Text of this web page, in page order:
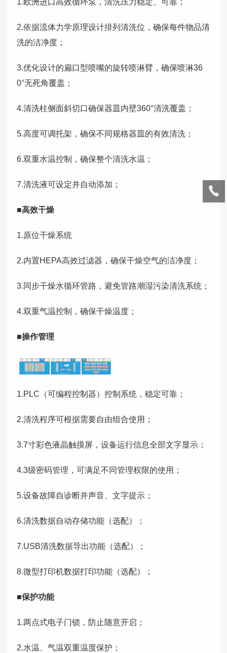
1.欧洲进口高效循环泵，清洗压力稳定、可靠；
2.依据流体力学原理设计排列清洗位，确保每件物品清
洗的洁净度；
3.优化设计的扁口型喷嘴的旋转喷淋臂，确保喷淋36
0°无死角覆盖；
4.清洗柱侧面斜切口确保器皿内壁360°清洗覆盖；
5.高度可调托架，确保不同规格器皿的有效清洗；
6.双重水温控制，确保整个清洗水温；
7.清洗液可设定并自动添加；
■高效干燥
1.原位干燥系统
2.内置HEPA高效过滤器，确保干燥空气的洁净度；
3.同步干燥水循环管路，避免管路潮湿污染清洗系统；
4.双重气温控制，确保干燥温度；
■操作管理
1.PLC（可编程控制器）控制系统，稳定可靠；
2.清洗程序可根据需要自由组合使用；
3.7寸彩色液晶触摸屏，设备运行信息全部文字显示；
4.3级密码管理，可满足不同管理权限的使用；
5.设备故障自诊断并声音、文字提示；
6.清洗数据自动存储功能（选配）；
7.USB清洗数据导出功能（选配）；
8.微型打印机数据打印功能（选配）；
■保护功能
1.两点式电子门锁，防止随意开启；
2.水温、气温双重温度保护；